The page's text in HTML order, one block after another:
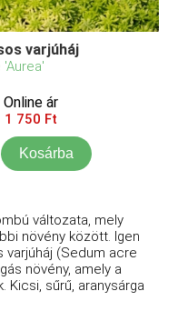
varjúháj
Online ár
1 750 Ft
Kosárba
változata, mely
növény között. Igen
varjúháj (Sedum acre
növény, amely a
Kicsi, sűrű, aranysárga